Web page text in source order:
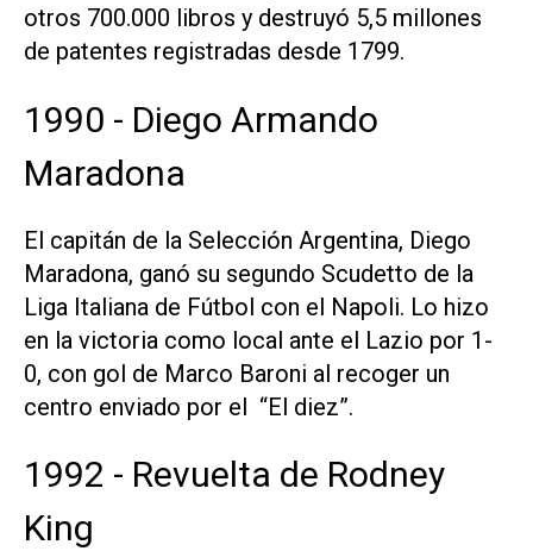
otros 700.000 libros y destruyó 5,5 millones
de patentes registradas desde 1799.
1990 - Diego Armando
Maradona
El capitán de la Selección Argentina, Diego
Maradona, ganó su segundo Scudetto de la
Liga Italiana de Fútbol con el Napoli. Lo hizo
en la victoria como local ante el Lazio por 1-
0, con gol de Marco Baroni al recoger un
centro enviado por el “El diez”.
1992 - Revuelta de Rodney
King